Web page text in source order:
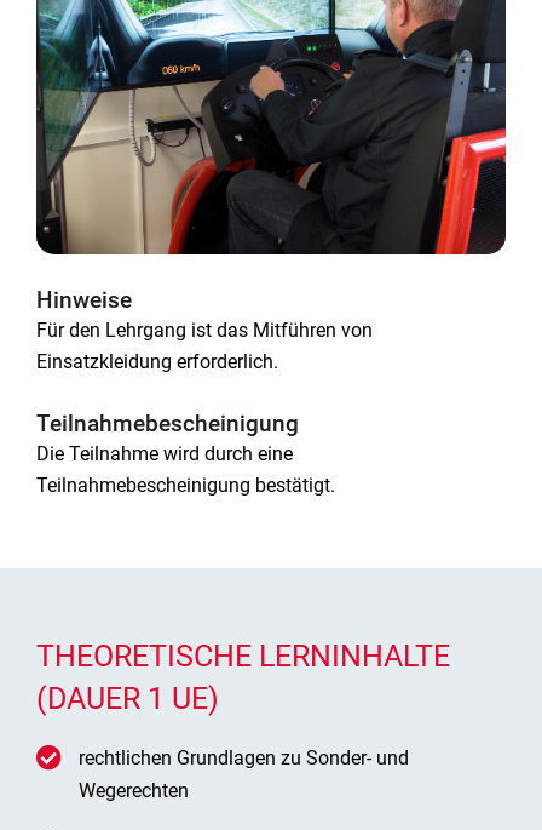
Hinweise
Für den Lehrgang ist das Mitführen von
Einsatzkleidung erforderlich.
Teilnahmebescheinigung
Die Teilnahme wird durch eine
Teilnahmebescheinigung bestätigt.
THEORETISCHE LERNINHALTE
(DAUER 1 UE)
rechtlichen Grundlagen zu Sonder- und
Wegerechten